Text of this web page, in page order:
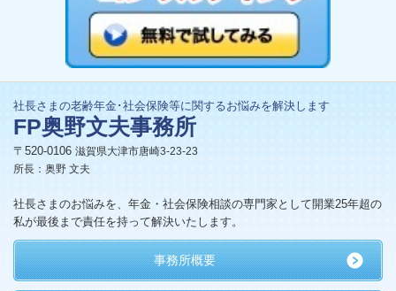
社長さまの老齢年金･社会保険等に関するお悩みを解決します
FP奥野文夫事務所
〒520-0106 滋賀県大津市唐崎3-23-23
所長：奥野 文夫
社長さまのお悩みを、年金・社会保険相談の専門家として開業25年超の
私が最後まで責任を持って解決いたします。
事務所概要